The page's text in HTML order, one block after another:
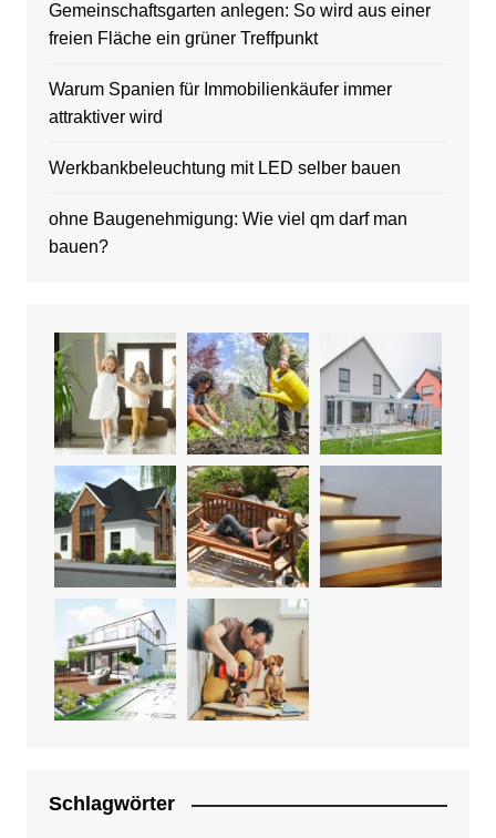
Gemeinschaftsgarten anlegen: So wird aus einer
freien Fläche ein grüner Treffpunkt
Warum Spanien für Immobilienkäufer immer
attraktiver wird
Werkbankbeleuchtung mit LED selber bauen
ohne Baugenehmigung: Wie viel qm darf man
bauen?
Schlagwörter